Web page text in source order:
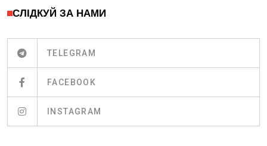
СЛІДКУЙ ЗА НАМИ
TELEGRAM
FACEBOOK
INSTAGRAM